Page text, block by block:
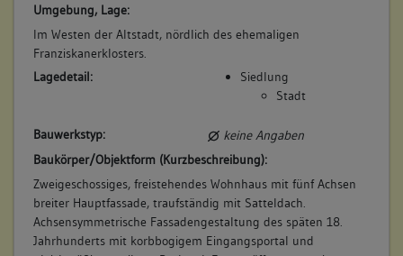
Umgebung, Lage:
Im Westen der Altstadt, nördlich des ehemaligen
Franziskanerklosters.
Lagedetail:
Siedlung
Stadt
Bauwerkstyp:
keine Angaben
Baukörper/Objektform (Kurzbeschreibung):
Zweigeschossiges, freistehendes Wohnhaus mit fünf Achsen
breiter Hauptfassade, traufständig mit Satteldach.
Achsensymmetrische Fassadengestaltung des späten 18.
Jahrhunderts mit korbbogigem Eingangsportal und